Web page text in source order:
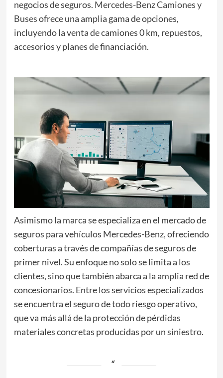
negocios de seguros. Mercedes-Benz Camiones y
Busesofrece una amplia gama de opciones,
incluyendo la venta de camiones 0 km, repuestos,
accesorios y planes de financiación.
Asimismo la marca se especializa en el mercado de
seguros para vehículos Mercedes-Benz, ofreciendo
coberturas a través de compañías de seguros de
primer nivel. Su enfoque no solo se limita a los
clientes, sino que también abarca a la amplia red de
concesionarios. Entre los servicios especializados
se encuentra el seguro de todo riesgo operativo,
que va más allá de la protección de pérdidas
materiales concretas producidas por un siniestro.